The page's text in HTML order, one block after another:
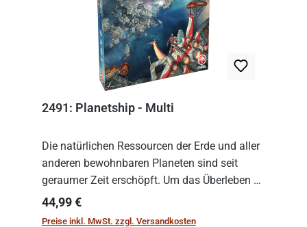
2491: Planetship - Multi
Die natürlichen Ressourcen der Erde und aller
anderen bewohnbaren Planeten sind seit
geraumer Zeit erschöpft. Um das Überleben zu
sichern, wurden die sogenannten
„Weltenschiffe“ gebaut. Auf diesen
Regulärer Preis:
44,99 €
Preise inkl. MwSt. zzgl. Versandkosten